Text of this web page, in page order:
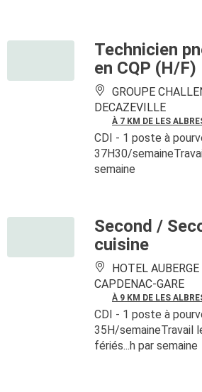
Technicien
en CQP (H/F)
GROUPE
DECAZEVILLE
À 7 KM DE LES
CDI - 1 poste à
37H30/
semaine
Second /
cuisine
HOTEL
CAPDENAC-GARE
À 9 KM DE LES
CDI - 1 poste à
35H/semaineTravail
fériés...h par semaine